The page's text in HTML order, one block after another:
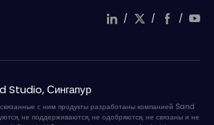
/ / /
Studio, Сингапур
с ним продукты разработаны компанией Sand
не поддерживаются, не одобряются, не связаны и не